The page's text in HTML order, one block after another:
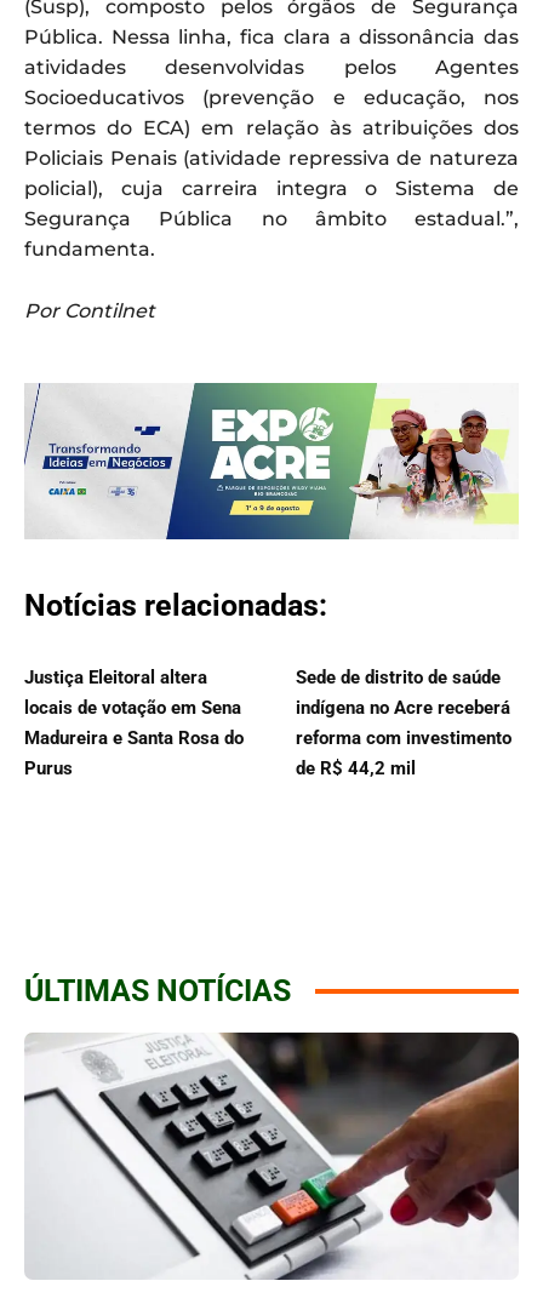
(Susp), composto pelos órgãos de Segurança
Pública. Nessa linha, fica clara a dissonância das
atividades desenvolvidas pelos Agentes
Socioeducativos (prevenção e educação, nos
termos do ECA) em relação às atribuições dos
Policiais Penais (atividade repressiva de natureza
policial), cuja carreira integra o Sistema de
Segurança Pública no âmbito estadual.”,
fundamenta.
Por Contilnet
Notícias relacionadas:
Justiça Eleitoral altera
locais de votação em Sena
Madureira e Santa Rosa do
Purus
Sede de distrito de saúde
indígena no Acre receberá
reforma com investimento
de R$ 44,2 mil
ÚLTIMAS NOTÍCIAS